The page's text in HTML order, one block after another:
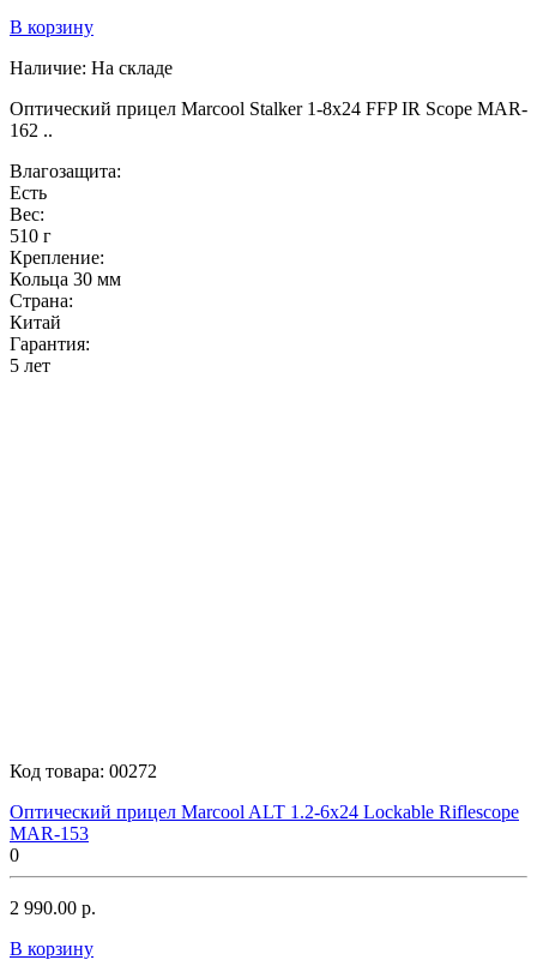
В корзину
Наличие: На складе
Оптический прицел Marcool Stalker 1-8x24 FFP IR Scope MAR-
162 ..
Влагозащита:
Есть
Вес:
510 г
Крепление:
Кольца 30 мм
Страна:
Китай
Гарантия:
5 лет
Код товара: 00272
Оптический прицел Marcool ALT 1.2-6x24 Lockable Riflescope
MAR-153
0
2 990.00 р.
В корзину